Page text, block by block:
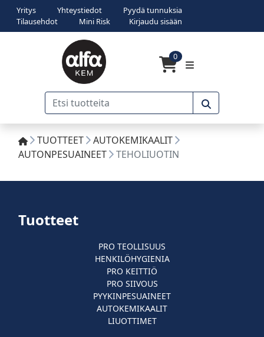
Yritys Yhteystiedot
Pyydä tunnuksia
Tilausehdot
Mini Risk Kirjaudu sisään
0
TUOTTEET
AUTOKEMIKAALIT
AUTONPESUAINEET
TEHOLIUOTIN
Tuotteet
PRO TEOLLISUUS
HENKILÖHYGIENIA
PRO KEITTIÖ
PRO SIIVOUS
PYYKINPESUAINEET
AUTOKEMIKAALIT
LIUOTTIMET